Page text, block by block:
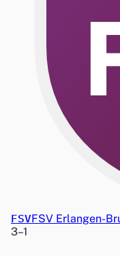
FSVFSV Erlangen-
3–1